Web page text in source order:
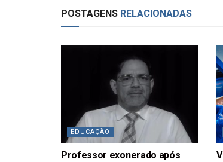
POSTAGENS RELACIONADAS
EDUCAÇÃO
Professor exonerado após